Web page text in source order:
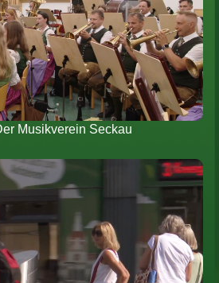
Musikverein Seckau